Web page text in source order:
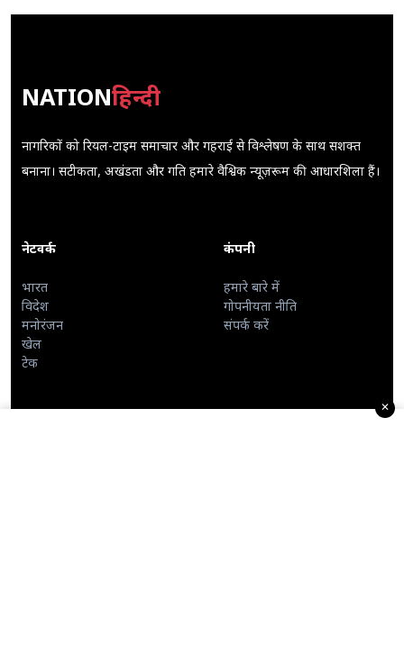
NATIONहिन्दी
नागरिकों को रियल-टाइम समाचार और गहराई से विश्लेषण के साथ सशक्त
बनाना। सटीकता, अखंडता और गति हमारे वैश्विक न्यूज़रूम की आधारशिला हैं।
नेटवर्क
भारत
विदेश
मनोरंजन
खेल
टेक
कंपनी
हमारे बारे में
गोपनीयता नीति
संपर्क करें
✕